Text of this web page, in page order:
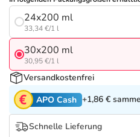
Tierapotheke
Vitamine &
Marken
Salus Deals
24x200 ml
33,34 €/1 l
30x200 ml
30,95 €/1 l
Versandkostenfrei
APO Cash +1,86 €
Schnelle Lieferung